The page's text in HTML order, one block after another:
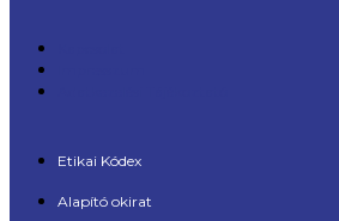
Etikai Kódex
Alapító okirat